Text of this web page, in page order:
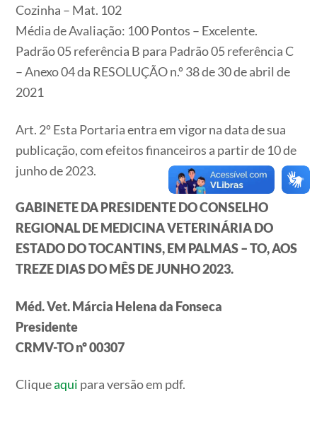
Cozinha – Mat. 102
Média de Avaliação: 100 Pontos – Excelente.
Padrão 05 referência B para Padrão 05 referência C
– Anexo 04 da RESOLUÇÃO n.º 38 de 30 de abril de
2021
Art. 2º Esta Portaria entra em vigor na data de sua
publicação, com efeitos financeiros a partir de 10 de
junho de 2023.
GABINETE DA PRESIDENTE DO CONSELHO
REGIONAL DE MEDICINA VETERINÁRIA DO
ESTADO DO TOCANTINS, EM PALMAS – TO, AOS
TREZE DIAS DO MÊS DE JUNHO 2023.
Méd. Vet. Márcia Helena da Fonseca
Presidente
CRMV-TO nº 00307
Cliqueaqui para versão em pdf.